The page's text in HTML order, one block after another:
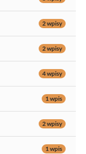
2 wpisy
2 wpisy
4 wpisy
1 wpis
2 wpisy
1 wpis